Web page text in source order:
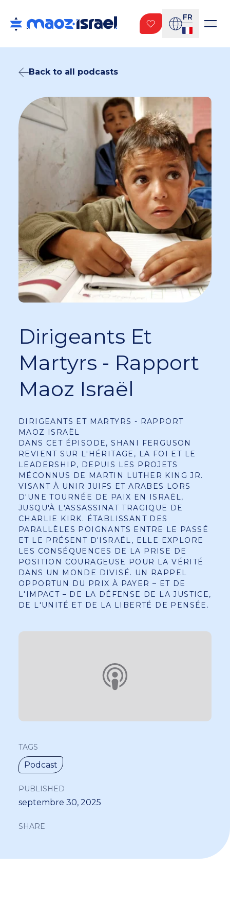
FR
Back to all podcasts
Dirigeants Et
Martyrs - Rapport
Maoz Israël
DIRIGEANTS ET MARTYRS - RAPPORT
MAOZ ISRAËL
DANS CET ÉPISODE, SHANI FERGUSON
REVIENT SUR L'HÉRITAGE, LA FOI ET LE
LEADERSHIP, DEPUIS LES PROJETS
MÉCONNUS DE MARTIN LUTHER KING JR.
VISANT À UNIR JUIFS ET ARABES LORS
D'UNE TOURNÉE DE PAIX EN ISRAËL,
JUSQU'À L'ASSASSINAT TRAGIQUE DE
CHARLIE KIRK. ÉTABLISSANT DES
PARALLÈLES POIGNANTS ENTRE LE PASSÉ
ET LE PRÉSENT D'ISRAËL, ELLE EXPLORE
LES CONSÉQUENCES DE LA PRISE DE
POSITION COURAGEUSE POUR LA VÉRITÉ
DANS UN MONDE DIVISÉ. UN RAPPEL
OPPORTUN DU PRIX À PAYER – ET DE
L'IMPACT – DE LA DÉFENSE DE LA JUSTICE,
DE L'UNITÉ ET DE LA LIBERTÉ DE PENSÉE.
TAGS
Podcast
PUBLISHED
septembre 30, 2025
SHARE